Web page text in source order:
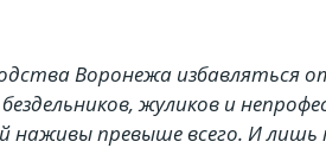
Воронежа избавляться
жуликов и
наживы превыше всего. И лишь